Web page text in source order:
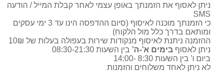
ניתן לאסוף את הזמנתך באופן עצמי לאחר קבלת המייל / הודעה
SMS
כי הזמנתך מוכנה לאיסוף (סיום ההדפסה הינו עד 3 ימי עסקים
ומותאם בדרך כלל מול הלקוח)
ההזמנה ניתנת לאיסוף מנקודות שירות בעפולה בעלות של 10₪
ניתן לאסוף בימים א’-ה’ בין השעות 08:30-21:30
ביום ו' בין השעות 8:30 -14:00
לא ניתן לאחד משלוחים והזמנות